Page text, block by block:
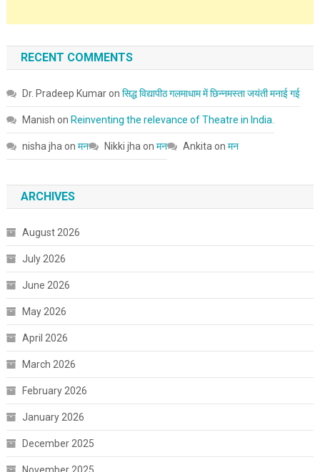
RECENT COMMENTS
Dr. Pradeep Kumaron सिद्ध विद्यापीठ गलमाधाम में छिन्नमस्ता जयंती मनाई गई
Manish on Reinventing the relevance of Theatre in India.
nisha jha on मन Nikki jha on मन Ankita on मन
ARCHIVES
August 2026
July 2026
June 2026
May 2026
April 2026
March 2026
February 2026
January 2026
December 2025
November 2025